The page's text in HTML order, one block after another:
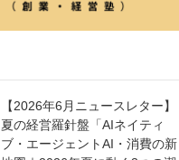
【2026年6月ニュースレター】
夏の経営羅針盤「AIネイティ
ブ・エージェントAI・消費の新